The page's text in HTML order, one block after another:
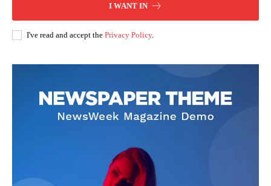
I WANT IN
I've read and accept the Privacy Policy.